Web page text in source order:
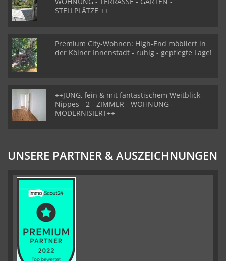
STELLPLÄTZE ++
Premium City-Wohnen: High-End möbliert in
der Kölner Innenstadt - ruhig - gepflegte Lage!
++JUNG, fein & mit fantastischem Weitblick -
Nippes - 2 - ZIMMER - WOHNUNG -
MODERNISIERT++
UNSERE PARTNER & AUSZEICHNUNGEN